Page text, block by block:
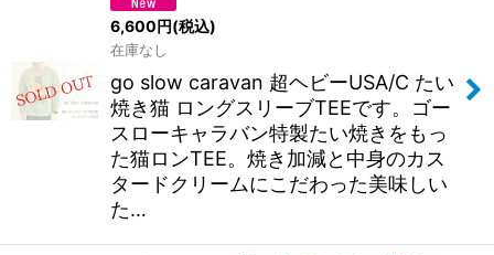
6,600円(税込)
在庫なし
go slow caravan 超ヘビーUSA/C たい
焼き猫 ロングスリーブTEEです。ゴー
スローキャラバン特製たい焼きをもっ
た猫ロンTEE。焼き加減と中身のカス
タードクリームにこだわった美味しい
た…